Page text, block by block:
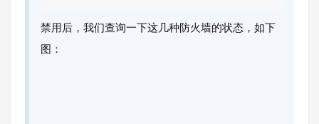
禁用后，我们查询一下这几种防火墙的状态，如下
图：